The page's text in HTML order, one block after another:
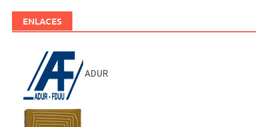
ENLACES
ADUR